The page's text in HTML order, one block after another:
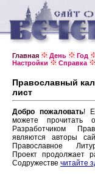
Главная День Год
Настройки
Справка
Православный
лист
Добро пожаловать!
можете
Разработчиком
являются авторы
Православное
Проект продолжает
Содружестве читайте